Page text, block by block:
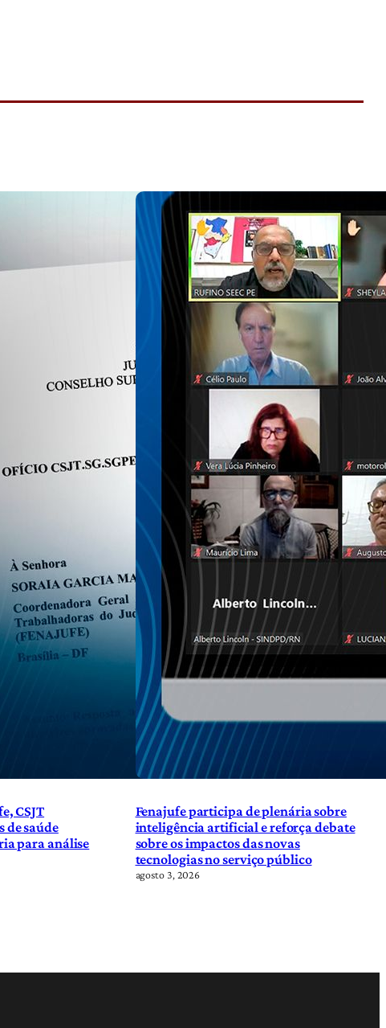
CSJT
de saúde
para análise
Fenajufe participa de plenária sobre
inteligência artificial e reforça debate
sobre os impactos das novas
tecnologias no serviço público
agosto 3, 2026